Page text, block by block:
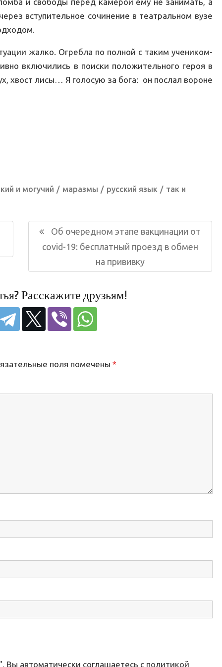
вступительное сочинение в театральном вузе
жалко. Огребла по полной с таким учеником-
включились в поиски положительного героя в
хвост лисы… Я голосую за бога: он послал вороне
и могучий маразмы русский язык так и
Следующая
запись:
Об очередном этапе вакцинации от
covid-19: бесплатный проезд в обмен
на прививку
Расскажите друзьям!
поля помечены *
автоматически соглашаетесь с политикой